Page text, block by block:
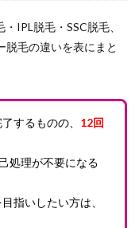
IPL脱毛・SSC脱毛、
脱毛の違いを表にまと
するものの、 12回
処理が不要になる
指いしたい方は、